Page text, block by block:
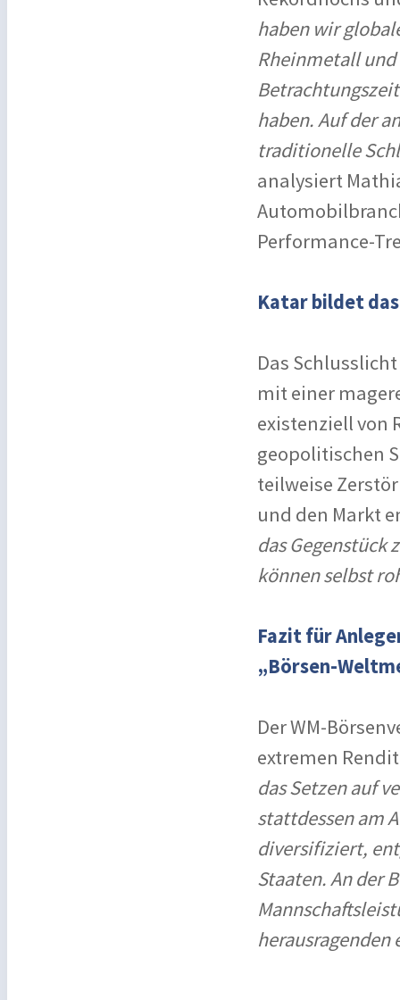
haben wir
Rheinmetall
haben. Auf der
traditionelle
analysiert
Performance-
Katar bildet
Das
mit einer
existenziell von
geopolitischen
teilweise
und den Markt
das Gegenstück
können selbst
Fazit für
„Börsen-
Der WM-
extremen
das Setzen auf
stattdessen am
diversifiziert,
Staaten. An der
herausragenden